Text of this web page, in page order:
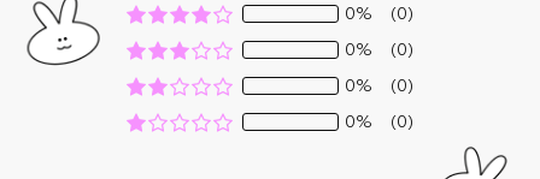
0%
(0)
0%
(0)
0%
(0)
0%
(0)